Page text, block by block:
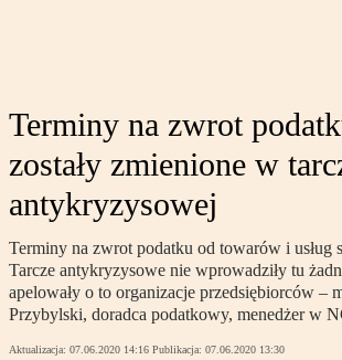
Terminy na zwrot
zostały zmienione w
antykryzysowej
Terminy na zwrot podatku od towarów i usług
Tarcze antykryzysowe nie wprowadziły tu
apelowały o to organizacje przedsiębiorców –
Przybylski, doradca podatkowy, menedżer w
Aktualizacja: 07.06.2020 14:16 Publikacja: 07.06.2020 13:30